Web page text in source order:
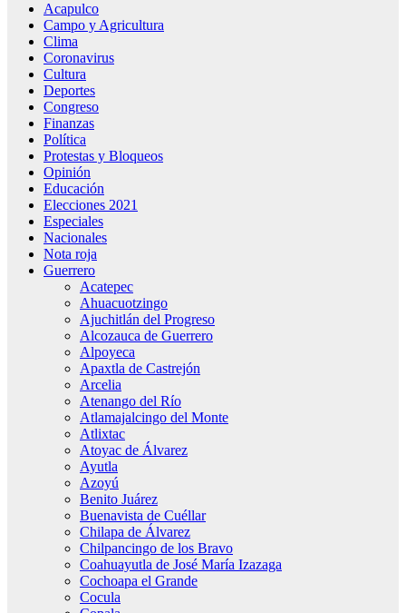
Acapulco
Campo y Agricultura
Clima
Coronavirus
Cultura
Deportes
Congreso
Finanzas
Política
Protestas y Bloqueos
Opinión
Educación
Elecciones 2021
Especiales
Nacionales
Nota roja
Guerrero
Acatepec
Ahuacuotzingo
Ajuchitlán del Progreso
Alcozauca de Guerrero
Alpoyeca
Apaxtla de Castrejón
Arcelia
Atenango del Río
Atlamajalcingo del Monte
Atlixtac
Atoyac de Álvarez
Ayutla
Azoyú
Benito Juárez
Buenavista de Cuéllar
Chilapa de Álvarez
Chilpancingo de los Bravo
Coahuayutla de José María Izazaga
Cochoapa el Grande
Cocula